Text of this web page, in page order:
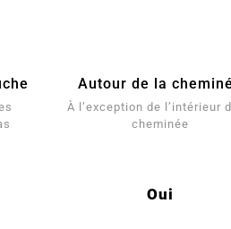
Autour de la
À l’exception de l’intérieur
cheminée
Oui